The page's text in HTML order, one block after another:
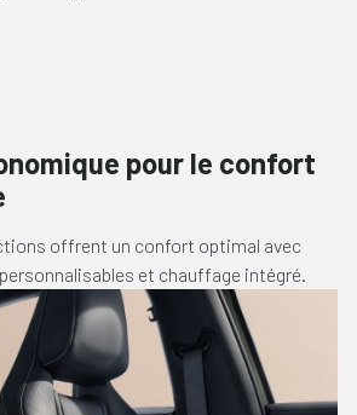
pour le confort
offrent un confort optimal avec
et chauffage intégré.